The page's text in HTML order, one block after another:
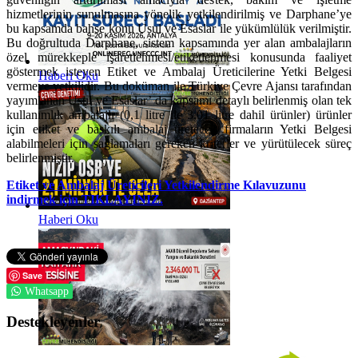
Haberi Oku
Haberi Oku
hizmetlerinin sunulmasına yönelik yetkilendirilmiş ve Darphane’ye
bu kapsamda bahse konu Usul ve Esaslar ile yükümlülük verilmiştir.
Bu doğrultuda Darphane, sistem kapsamında yer alan ambalajların
özel mürekkeple işaretlenmesi/etiketlenmesi konusunda faaliyet
göstermek isteyen Etiket ve Ambalaj Üreticilerine Yetki Belgesi
vermeye yetkilidir. Bu doküman ile Türkiye Çevre Ajansı tarafından
yayımlanan Usul ve Esaslar’ da kapsamı detaylı belirlenmiş olan tek
kullanımlık ambalajlı (0,1 litre ile 3,01 litre dahil ürünler) ürünler
için etiket ve baskılı ambalaj üretecek firmaların Yetki Belgesi
alabilmeleri için sağlamaları gereken kriterler ve yürütülecek süreç
belirlenmiştir.
Etiket ve Ambalaj Üreticileri Yetkilendirme Kılavuzunu
indirmek için TIKLAYINIZ.
Save
Whatsapp
Destekleyenler